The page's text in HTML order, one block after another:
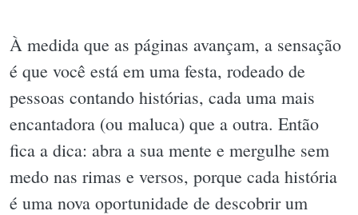
À medida que as páginas avançam, a sensação
é que você está em uma festa, rodeado de
pessoas contando histórias, cada uma mais
encantadora (ou maluca) que a outra. Então
fica a dica: abra a sua mente e mergulhe sem
medo nas rimas e versos, porque cada história
é uma nova oportunidade de descobrir um